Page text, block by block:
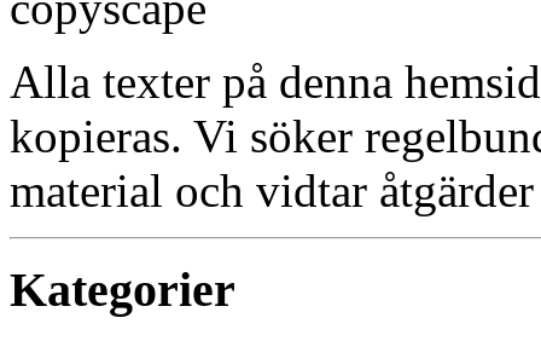
Alla texter på denna
kopieras. Vi söker
material och vidtar
Kategorier